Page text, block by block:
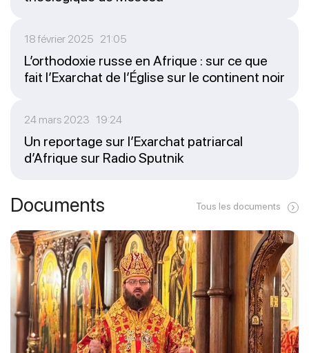
18 février 2025 21:05
L’orthodoxie russe en Afrique : sur ce que
fait l’Exarchat de l’Église sur le continent noir
24 mars 2023 19:24
Un reportage sur l’Exarchat patriarcal
d’Afrique sur Radio Sputnik
Documents Tous les documents